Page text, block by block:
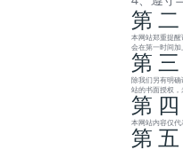
第
本网站郑重提
会在第一时间加
第
除我们另有明
站的书面授权，
第
本网站内容仅
第